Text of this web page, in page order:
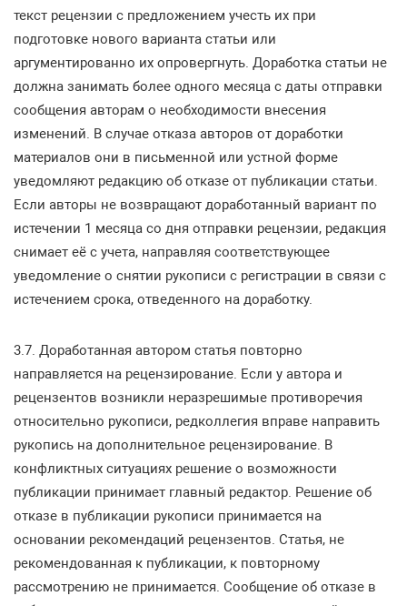
текст рецензии с предложением учесть их при
подготовке нового варианта статьи или
аргументированно их опровергнуть. Доработка статьи не
должна занимать более одного месяца с даты отправки
сообщения авторам о необходимости внесения
изменений. В случае отказа авторов от доработки
материалов они в письменной или устной форме
уведомляют редакцию об отказе от публикации статьи.
Если авторы не возвращают доработанный вариант по
истечении 1 месяца со дня отправки рецензии, редакция
снимает её с учета, направляя соответствующее
уведомление о снятии рукописи с регистрации в связи с
истечением срока, отведенного на доработку.
3.7. Доработанная автором статья повторно
направляется на рецензирование. Если у автора и
рецензентов возникли неразрешимые противоречия
относительно рукописи, редколлегия вправе направить
рукопись на дополнительное рецензирование. В
конфликтных ситуациях решение о возможности
публикации принимает главный редактор. Решение об
отказе в публикации рукописи принимается на
основании рекомендаций рецензентов. Статья, не
рекомендованная к публикации, к повторному
рассмотрению не принимается. Сообщение об отказе в